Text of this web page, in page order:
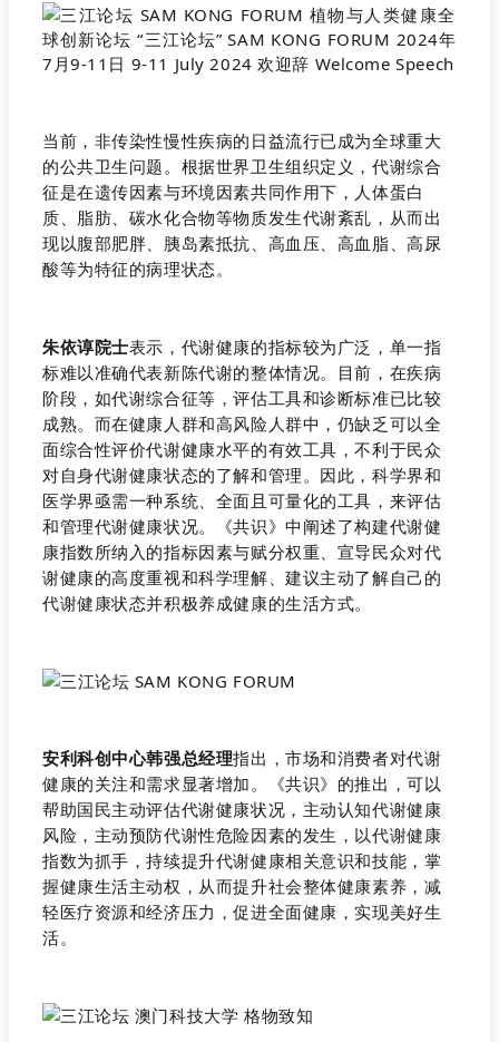
当前，非传染性慢性疾病的日益流行已成为全球重大
的公共卫生问题。根据世界卫生组织定义，代谢综合
征是在遗传因素与环境因素共同作用下，人体蛋白
质、脂肪、碳水化合物等物质发生代谢紊乱，从而出
现以腹部肥胖、胰岛素抵抗、高血压、高血脂、高尿
酸等为特征的病理状态。
朱依谆院士表示，代谢健康的指标较为广泛，单一指
标难以准确代表新陈代谢的整体情况。目前，在疾病
阶段，如代谢综合征等，评估工具和诊断标准已比较
成熟。而在健康人群和高风险人群中，仍缺乏可以全
面综合性评价代谢健康水平的有效工具，不利于民众
对自身代谢健康状态的了解和管理。因此，科学界和
医学界亟需一种系统、全面且可量化的工具，来评估
和管理代谢健康状况。《共识》中阐述了构建代谢健
康指数所纳入的指标因素与赋分权重、宣导民众对代
谢健康的高度重视和科学理解、建议主动了解自己的
代谢健康状态并积极养成健康的生活方式。
安利科创中心韩强总经理指出，市场和消费者对代谢
健康的关注和需求显著增加。《共识》的推出，可以
帮助国民主动评估代谢健康状况，主动认知代谢健康
风险，主动预防代谢性危险因素的发生，以代谢健康
指数为抓手，持续提升代谢健康相关意识和技能，掌
握健康生活主动权，从而提升社会整体健康素养，减
轻医疗资源和经济压力，促进全面健康，实现美好生
活。